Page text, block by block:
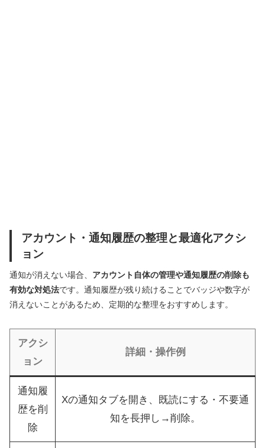
アカウント・通知履歴の整理と最適化アクシ
ョン
通知が消えない場合、 アカウント自体の管理や通知履歴の削除も
有効な対処法です。通知履歴が残り続けることでバッジや数字が
消えないことがあるため、定期的な整理をおすすめします。
アクシ
ョン
詳細・操作例
通知履
歴を削
除
Xの通知タブを開き、既読にする・不要通
知を長押し→削除。